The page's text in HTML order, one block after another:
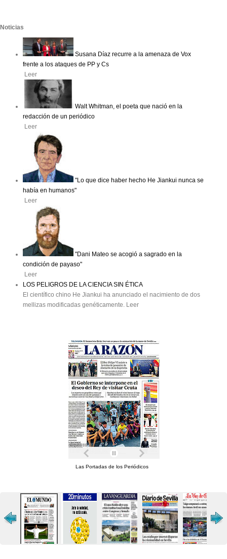
Noticias
Susana Díaz recurre a la amenaza de Vox
frente a los ataques de PP y Cs
Leer
Walt Whitman, el poeta que nació en la
redacción de un periódico
Leer
"Lo que dice haber hecho He Jiankui nunca se
había en humanos"
Leer
"Dani Mateo se acogió a sagrado en la
condición de payaso"
Leer
LOS PELIGROS DE LA CIENCIA SIN ÉTICA
El científico chino He Jiankui ha anunciado el nacimiento de dos
mellizas modificadas genéticamente. Leer
Las Portadas de los Periódicos